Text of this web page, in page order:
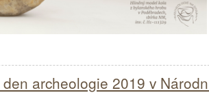
archeologie 2019 v